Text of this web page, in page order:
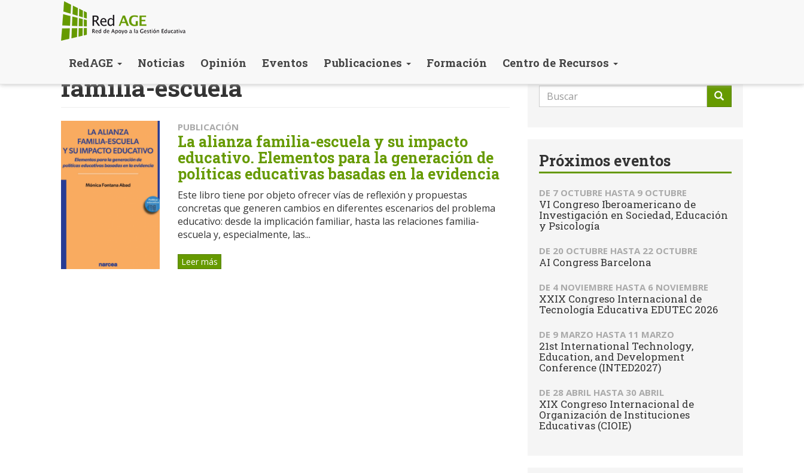
contenido
RedAGE Noticias Opinión Eventos Publicaciones Formación Centro de Recursos
familia-escuela
PUBLICACIÓN
La alianza familia-escuela y su impacto
educativo. Elementos para la generación de
políticas educativas basadas en la evidencia
Este libro tiene por objeto ofrecer vías de reflexión y propuestas
concretas que generen cambios en diferentes escenarios del problema
educativo: desde la implicación familiar, hasta las relaciones familia-
escuela y, especialmente, las...
Leer más
Formulario
de
Próximos eventos
DE 7 OCTUBRE HASTA 9 OCTUBRE
VI Congreso Iberoamericano de
Investigación en Sociedad, Educación
y Psicología
DE 20 OCTUBRE HASTA 22 OCTUBRE
AI Congress Barcelona
DE 4 NOVIEMBRE HASTA 6 NOVIEMBRE
XXIX Congreso Internacional de
Tecnología Educativa EDUTEC 2026
DE 9 MARZO HASTA 11 MARZO
21st International Technology,
Education, and Development
Conference (INTED2027)
DE 28 ABRIL HASTA 30 ABRIL
XIX Congreso Internacional de
Organización de Instituciones
Educativas (CIOIE)